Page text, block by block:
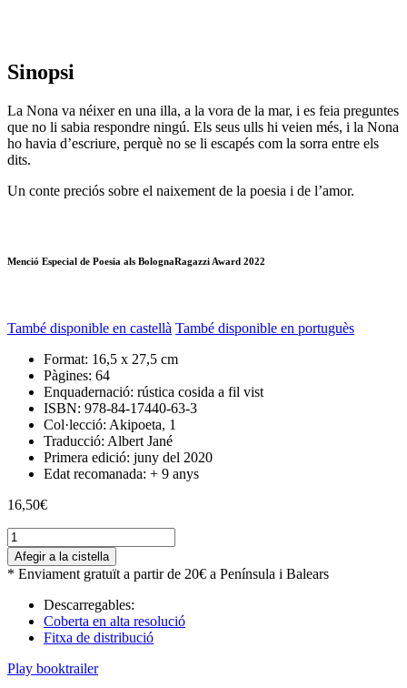
Sinopsi
La Nona va néixer en una illa, a la vora de la mar, i es feia preguntes
que no li sabia respondre ningú. Els seus ulls hi veien més, i la Nona
ho havia d’escriure, perquè no se li escapés com la sorra entre els
dits.
Un conte preciós sobre el naixement de la poesia i de l’amor.
Menció Especial de Poesia als BolognaRagazzi Award 2022
També disponible en castellà També disponible en portuguès
Format: 16,5 x 27,5 cm
Pàgines: 64
Enquadernació: rústica cosida a fil vist
ISBN: 978-84-17440-63-3
Col·lecció: Akipoeta, 1
Traducció: Albert Jané
Primera edició: juny del 2020
Edat recomanada: + 9 anys
16,50€
quantitat
de
Cor
d'ocell
Afegir a la cistella
* Enviament gratuït a partir de 20€ a Península i Balears
Descarregables:
Coberta en alta resolució
Fitxa de distribució
Play booktrailer